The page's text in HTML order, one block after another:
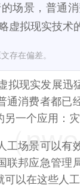
场景，普通
虚拟现实技术
存在偏差。
拟现实发展迅
通消费者都已
一个应用：灾
工场景可以有
联邦应急管理
以在这些人